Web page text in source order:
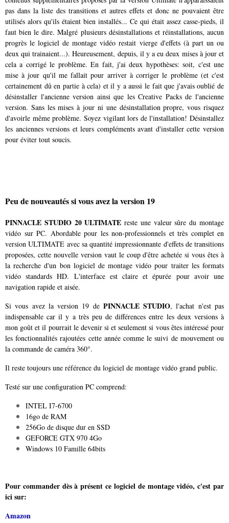
pas dans la liste des transitions et autres effets et donc ne pouvaient être
utilisés alors qu'ils étaient bien installés... Ce qui était assez casse-pieds, il
faut bien le dire. Malgré plusieurs désinstallations et réinstallations, aucun
progrès le logiciel de montage vidéo restait vierge d'effets (à part un ou
deux qui trainaient...). Heureusement, depuis, il y a eu deux mises à jour et
cela a corrigé le problème. En fait, j'ai deux hypothèses: soit, c'est une
mise à jour qu'il me fallait pour arriver à corriger le problème (et c'est
certainement dû en partie à cela) et il y a aussi le fait que j'avais oublié de
désinstaller l'ancienne version ainsi que les Creative Packs de l'ancienne
version. Sans les mises à jour ni une désinstallation propre, vous risquez
d'avoirle même problème. Soyez vigilant lors de l'installation! Désinstallez
les anciennes versions et leurs compléments avant d'installer cette version
pour éviter tout soucis.
Peu de nouveautés si vous avez la version 19
PINNACLE STUDIO 20 ULTIMATE reste une valeur sûre du montage
vidéo sur PC. Abordable pour les non-professionnels et très complet en
version ULTIMATE avec sa quantité impressionnante d'effets de transitions
proposées, cette nouvelle version vaut le coup d'être achetée si vous êtes à
la recherche d'un bon logiciel de montage vidéo pour traiter les formats
vidéo standards HD. L'interface est claire et épurée pour avoir une
navigation rapide et aisée.
Si vous avez la version 19 de PINNACLE STUDIO, l'achat n'est pas
indispensable car il y a très peu de différences entre les deux versions à
mon goût et il pourrait le devenir si et seulement si vous êtes intéressé pour
les fonctionnalités rajoutées cette année comme le suivi de mouvement ou
la commande de caméra 360°.
Il reste toujours une référence du logiciel de montage vidéo grand public.
Testé sur une configuration PC comprend:
INTEL I7-6700
16go de RAM
256Go de disque dur en SSD
GEFORCE GTX 970 4Go
Windows 10 Famille 64bits
Pour commander dès à présent ce logiciel de montage vidéo, c'est par
ici sur:
Amazon